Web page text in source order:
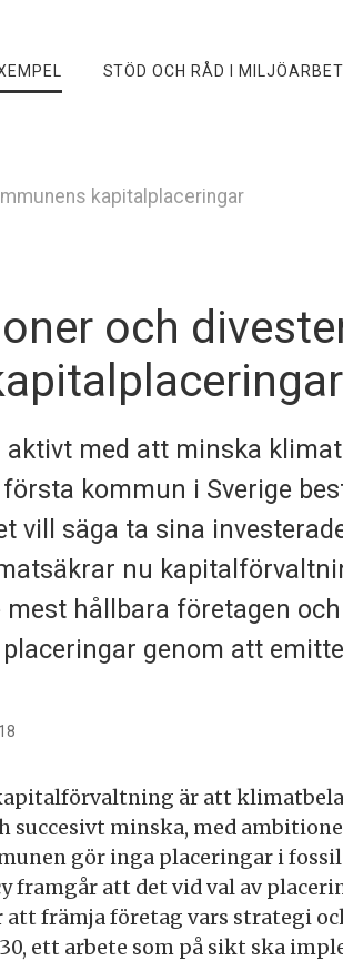
STÖD OCH RÅD I
kapitalplaceringar
och
med att minska
kommun i Sverige
vill säga ta sina
nu
hållbara företagen och
genom att
är att
succesivt minska, med
gör inga placeringar i fossil
framgår att det vid val av
främja företag vars strategi
ett arbete som på sikt ska